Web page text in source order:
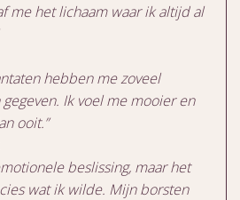
me het lichaam waar ik altijd al
hebben me zoveel
Ik voel me mooier en
ooit.”
beslissing, maar het
wat ik wilde. Mijn borsten